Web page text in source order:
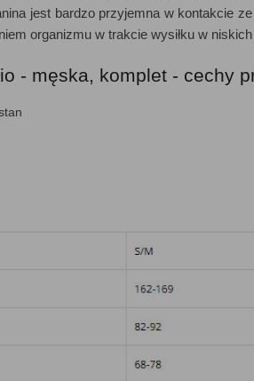
jest bardzo przyjemna w kontakcie
organizmu w trakcie wysiłku w
- męska, komplet - cechy